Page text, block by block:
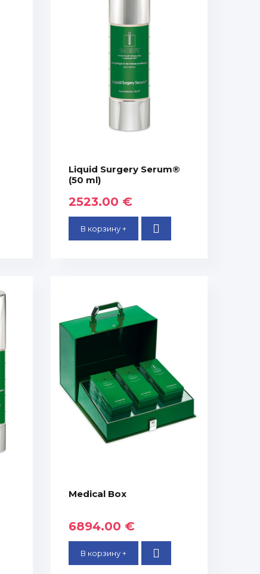
Liquid Surgery Serum®
(50 ml)
2523.00 €
В корзину +
Medical Box
6894.00 €
В корзину +